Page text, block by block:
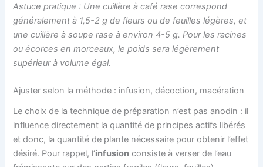
Astuce pratique : Une cuillère à café rase correspond
généralement à 1,5-2 g de fleurs ou de feuilles légères, et
une cuillère à soupe rase à environ 4-5 g. Pour les racines
ou écorces en morceaux, le poids sera légèrement
supérieur à volume égal.
Ajuster selon la méthode : infusion, décoction, macération
Le choix de la technique de préparation n’est pas anodin : il
influence directement la quantité de principes actifs libérés
et donc, la quantité de plante nécessaire pour obtenir l’effet
désiré. Pour rappel, l’infusion consiste à verser de l’eau